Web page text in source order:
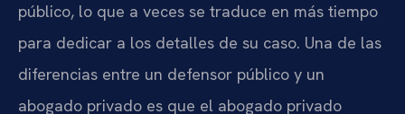
público, lo que a veces se traduce en más tiempo
para dedicar a los detalles de su caso. Una de las
diferencias entre un defensor público y un
abogado privado es que el abogado privado